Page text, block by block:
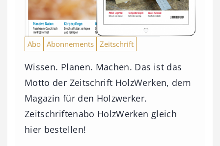
Abo Abonnements Zeitschrift
Wissen. Planen. Machen. Das ist das
Motto der Zeitschrift HolzWerken, dem
Magazin für den Holzwerker.
Zeitschriftenabo HolzWerken gleich
hier bestellen!